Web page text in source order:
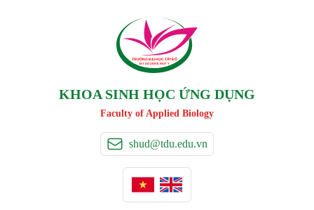
TRƯỜNG ĐẠI HỌC TÂY ĐÔ
TAY DO UNIVERSIT Y
KHOA SINH HỌC ỨNG DỤNG
Faculty of Applied Biology
shud@tdu.edu.vn